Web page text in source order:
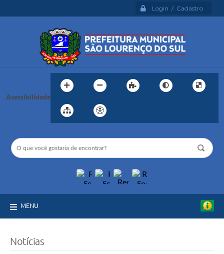
Login / Cadastro
Acessibilidade
MENU
Notícias